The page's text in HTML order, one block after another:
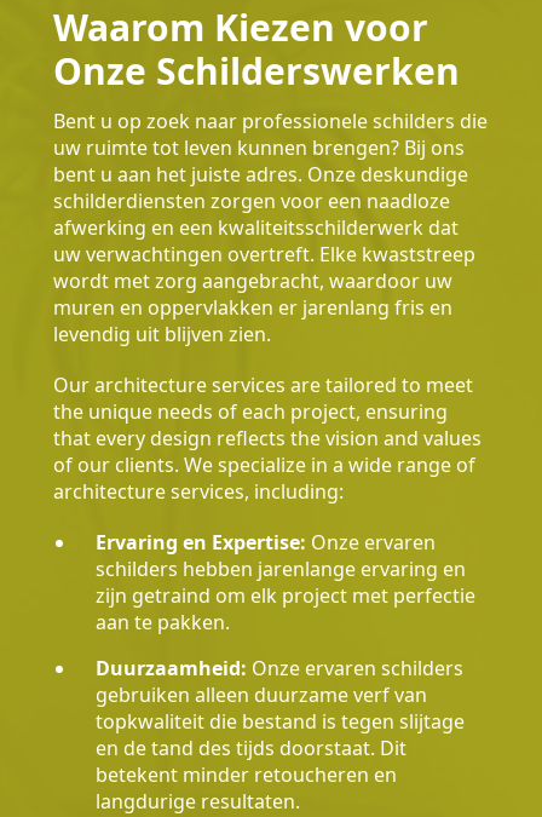
Waarom Kiezen voor
Onze Schilderswerken
Bent u op zoek naar professionele schilders die
uw ruimte tot leven kunnen brengen? Bij ons
bent u aan het juiste adres. Onze deskundige
schilderdiensten zorgen voor een naadloze
afwerking en een kwaliteitsschilderwerk dat
uw verwachtingen overtreft. Elke kwaststreep
wordt met zorg aangebracht, waardoor uw
muren en oppervlakken er jarenlang fris en
levendig uit blijven zien.
Our architecture services are tailored to meet
the unique needs of each project, ensuring
that every design reflects the vision and values
of our clients. We specialize in a wide range of
architecture services, including:
Ervaring en Expertise: Onze ervaren
schilders hebben jarenlange ervaring en
zijn getraind om elk project met perfectie
aan te pakken.
Duurzaamheid: Onze ervaren schilders
gebruiken alleen duurzame verf van
topkwaliteit die bestand is tegen slijtage
en de tand des tijds doorstaat. Dit
betekent minder retoucheren en
langdurige resultaten.